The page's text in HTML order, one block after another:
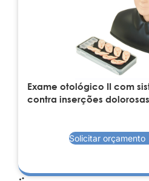
Exame otológico II com
contra inserções dolorosas
Solicitar orçamento